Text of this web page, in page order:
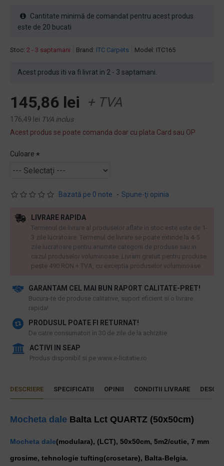
Stoc: 2 - 3 saptamani Brand: ITC Carpets Model: ITC165
Acest produs iti va fi livrat in 2 - 3 saptamani.
Bazată pe 0 note. - Spune-ţi opinia
145,86 lei + TVA
176,49 lei TVA inclus
Acest produs se poate comanda doar cu plata Card sau OP
Culoare
Cantitate minimă de comandat pentru acest produs
este de 20 bucati
GARANTAM CEL MAI BUN RAPORT CALITATE-PRET!
​Bucura-te de produse calitative, suport eficient si o livrare
rapida!
PRODUSUL POATE FI RETURNAT!
De catre consumatori in 30 de zile de la achizitie
ACTIVI IN SEAP
Produs disponibil si pe www.e-licitatie.ro
LIVRARE RAPIDA
Termenul de livrare al produselor aflate in stoc este este de 1-
3 zile lucratoare. Termenul de livrare se poate extinde la 4-5
zile lucratoare pentru anumite categorii de produse sau in
cazul produselor voluminoase. Livram gratuit pentru produse
peste 490 RON + TVA, cu exceptia produselor voluminoase.
DESCRIERE SPECIFICATII OPINII CONDITII LIVRARE
Mocheta dale Balta Lct QUARTZ (50x50cm)
Mocheta dale(modulara), (LCT), 50x50cm, 5m2/cutie, 7 mm
grosime, tehnologie tufting(crosetare), Balta-Belgia.